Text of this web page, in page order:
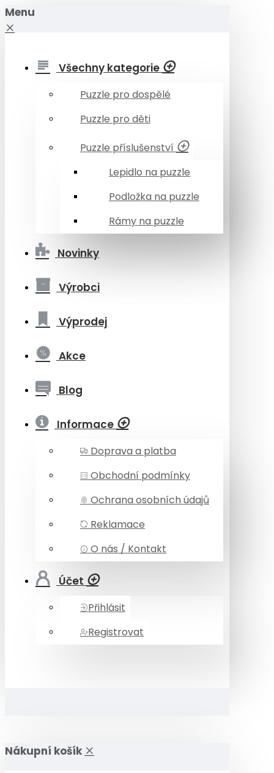
Menu
Všechny kategorie
Puzzle pro dospělé
Puzzle pro děti
Puzzle příslušenství
Lepidlo na puzzle
Podložka na puzzle
Rámy na puzzle
Novinky
Výrobci
Výprodej
Akce
Blog
Informace
Doprava a platba
Obchodní podmínky
Ochrana osobních údajů
Reklamace
O nás / Kontakt
Účet
Přihlásit
Registrovat
Nákupní košík